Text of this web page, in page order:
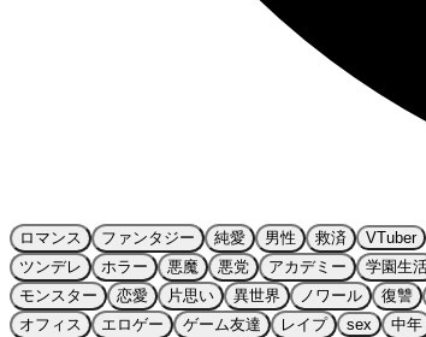
ロマンス ファンタジー 純愛 男性 救済 VTuber
ツンデレ
ホラー 悪魔 悪党 アカデミー 学園生
モンスター
恋愛 片思い 異世界 ノワール 復讐
オフィス
エロゲー ゲーム友達 レイプ sex 中年